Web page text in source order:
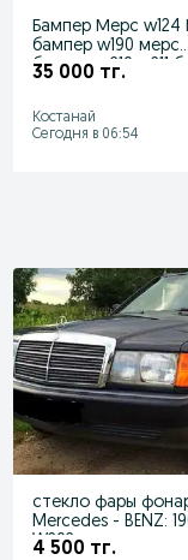
Бампер Мерс w124
бампер w190 мерс
бампер w210 w211
35 000 тг.
Костанай
Сегодня в 06:54
стекло фары
Mercedes - BENZ:
W202
4 500 тг.